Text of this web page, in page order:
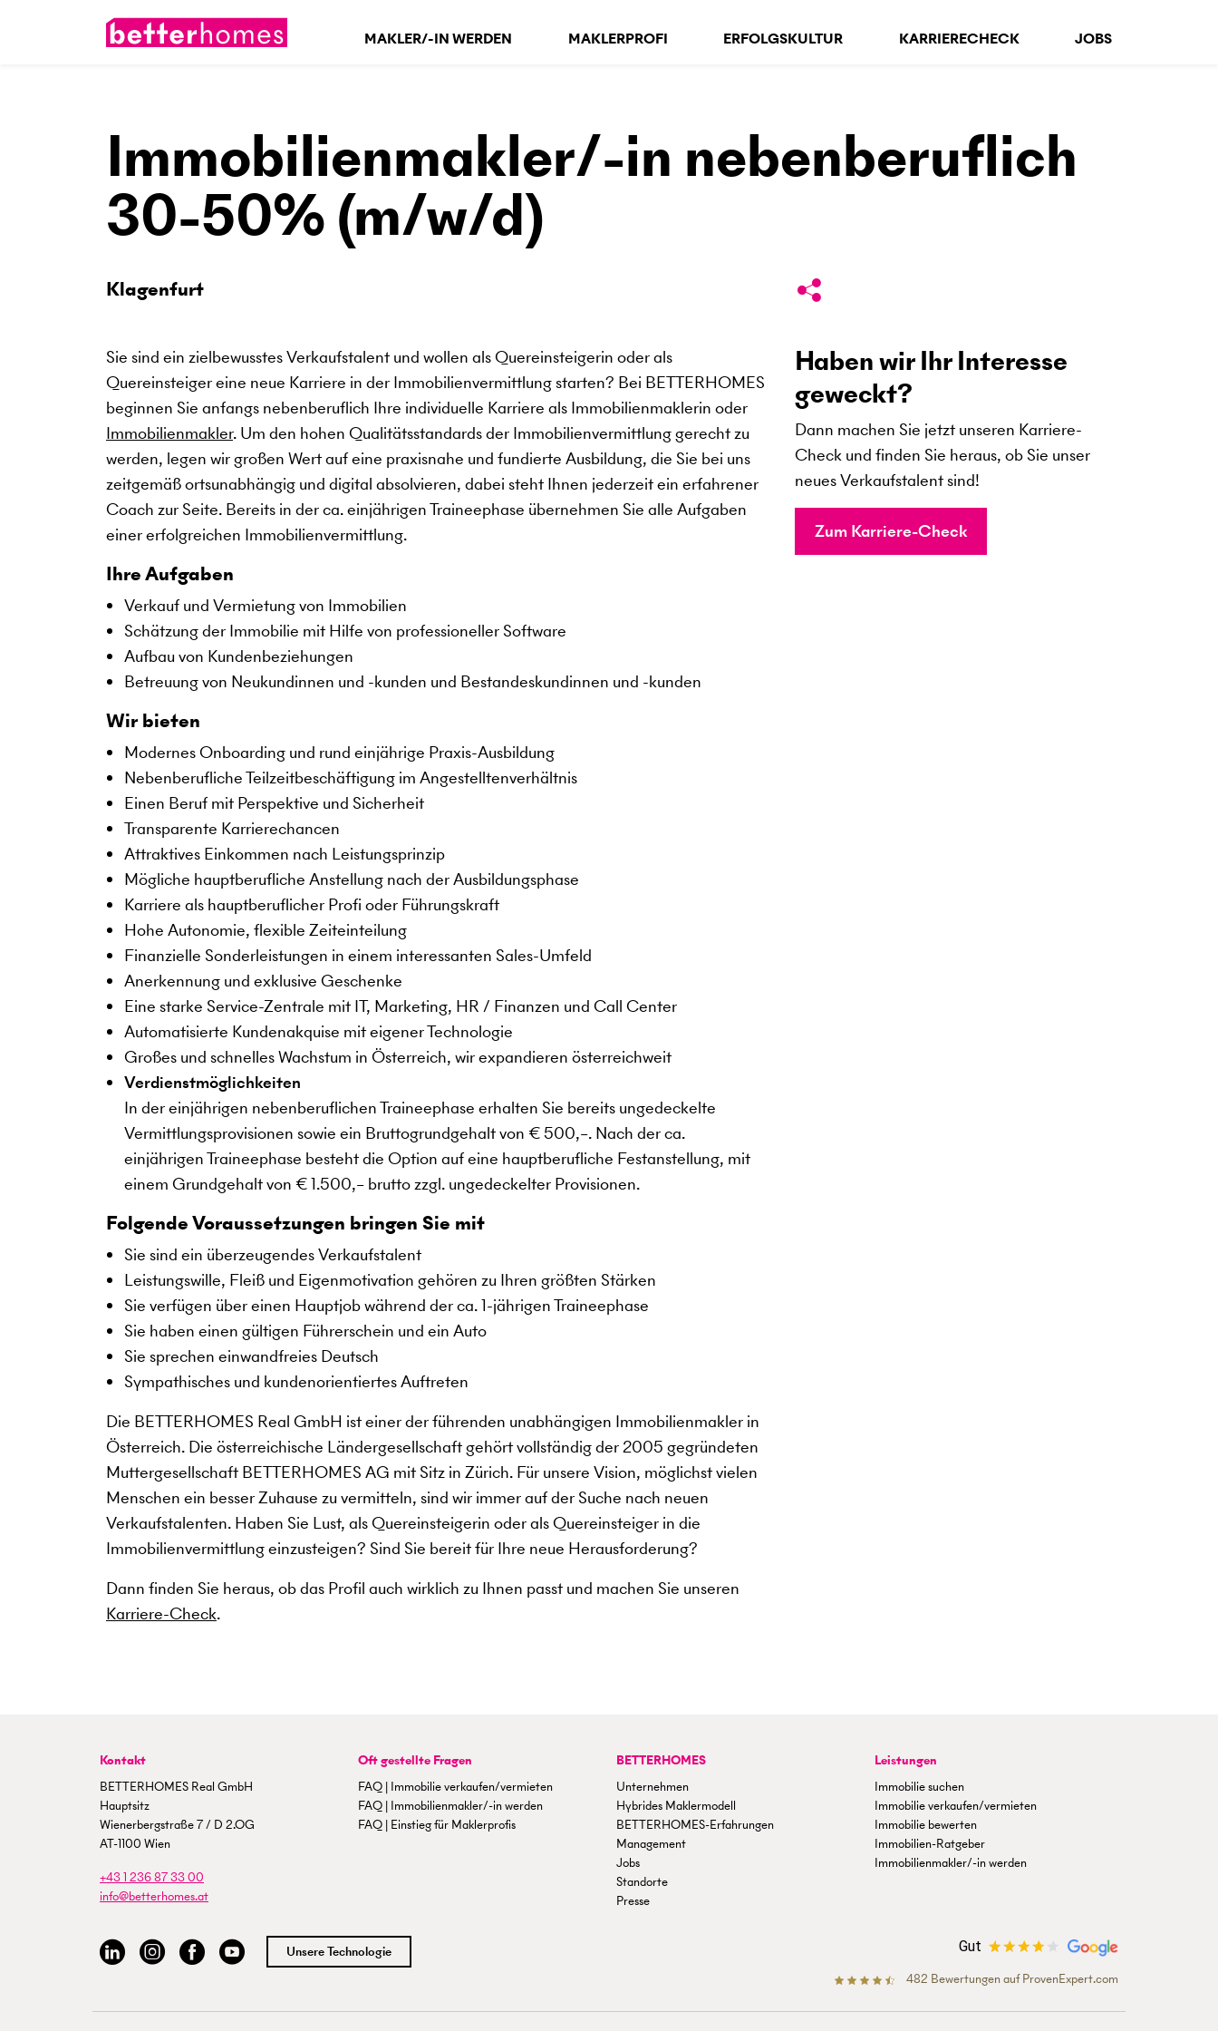
MAKLER/-IN WERDEN MAKLERPROFI ERFOLGS­KULTUR KARRIERECHECK JOBS
Immobilienmakler/-in nebenberuflich
30-50% (m/w/d)
Klagenfurt
Sie sind ein zielbewusstes Verkaufstalent und wollen als Quereinsteigerin oder als
Quereinsteiger eine neue Karriere in der Immobilienvermittlung starten? Bei BETTERHOMES
beginnen Sie anfangs nebenberuflich Ihre individuelle Karriere als Immobilienmaklerin oder
Immobilienmakler. Um den hohen Qualitätsstandards der Immobilienvermittlung gerecht zu
werden, legen wir großen Wert auf eine praxisnahe und fundierte Ausbildung, die Sie bei uns
zeitgemäß ortsunabhängig und digital absolvieren, dabei steht Ihnen jederzeit ein erfahrener
Coach zur Seite. Bereits in der ca. einjährigen Traineephase übernehmen Sie alle Aufgaben
einer erfolgreichen Immobilienvermittlung.
Ihre Aufgaben
Verkauf und Vermietung von Immobilien
Schätzung der Immobilie mit Hilfe von professioneller Software
Aufbau von Kundenbeziehungen
Betreuung von Neukundinnen und -kunden und Bestandeskundinnen und -kunden
Wir bieten
Modernes Onboarding und rund einjährige Praxis-Ausbildung
Nebenberufliche Teilzeitbeschäftigung im Angestelltenverhältnis
Einen Beruf mit Perspektive und Sicherheit
Transparente Karrierechancen
Attraktives Einkommen nach Leistungsprinzip
Mögliche hauptberufliche Anstellung nach der Ausbildungsphase
Karriere als hauptberuflicher Profi oder Führungskraft
Hohe Autonomie, flexible Zeiteinteilung
Finanzielle Sonderleistungen in einem interessanten Sales-Umfeld
Anerkennung und exklusive Geschenke
Eine starke Service-Zentrale mit IT, Marketing, HR / Finanzen und Call Center
Automatisierte Kundenakquise mit eigener Technologie
Großes und schnelles Wachstum in Österreich, wir expandieren österreichweit
Verdienstmöglichkeiten
In der einjährigen nebenberuflichen Traineephase erhalten Sie bereits ungedeckelte
Vermittlungsprovisionen sowie ein Bruttogrundgehalt von € 500,–. Nach der ca.
einjährigen Traineephase besteht die Option auf eine hauptberufliche Festanstellung, mit
einem Grundgehalt von € 1.500,– brutto zzgl. ungedeckelter Provisionen.
Folgende Voraussetzungen bringen Sie mit
Sie sind ein überzeugendes Verkaufstalent
Leistungswille, Fleiß und Eigenmotivation gehören zu Ihren größten Stärken
Sie verfügen über einen Hauptjob während der ca. 1-jährigen Traineephase
Sie haben einen gültigen Führerschein und ein Auto
Sie sprechen einwandfreies Deutsch
Sympathisches und kundenorientiertes Auftreten
Die BETTERHOMES Real GmbH ist einer der führenden unabhängigen Immobilienmakler in
Österreich. Die österreichische Ländergesellschaft gehört vollständig der 2005 gegründeten
Muttergesellschaft BETTERHOMES AG mit Sitz in Zürich. Für unsere Vision, möglichst vielen
Menschen ein besser Zuhause zu vermitteln, sind wir immer auf der Suche nach neuen
Verkaufstalenten. Haben Sie Lust, als Quereinsteigerin oder als Quereinsteiger in die
Immobilienvermittlung einzusteigen? Sind Sie bereit für Ihre neue Herausforderung?
Dann finden Sie heraus, ob das Profil auch wirklich zu Ihnen passt und machen Sie unseren
Karriere-Check.
Haben wir Ihr Interesse
geweckt?
Dann machen Sie jetzt unseren Karriere-
Check und finden Sie heraus, ob Sie unser
neues Verkaufstalent sind!
Zum Karriere-Check
Kontakt
BETTERHOMES Real GmbH
Hauptsitz
Wienerbergstraße 7 / D 2.OG
AT-1100 Wien
+43 1 236 87 33 00
info@betterhomes.at
Oft gestellte Fragen
FAQ | Immobilie verkaufen/vermieten
FAQ | Immobilienmakler/-in werden
FAQ | Einstieg für Maklerprofis
BETTERHOMES
Unternehmen
Hybrides Maklermodell
BETTERHOMES-Erfahrungen
Management
Jobs
Standorte
Presse
Leistungen
Immobilie suchen
Immobilie verkaufen/vermieten
Immobilie bewerten
Immobilien-Ratgeber
Immobilienmakler/-in werden
Unsere Technologie Gut
482 Bewertungen auf ProvenExpert.com